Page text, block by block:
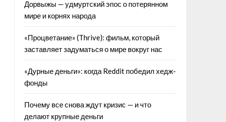
Дорвыжы — удмуртский эпос о потерянном
мире и корнях народа
«Процветание» (Thrive): фильм, который
заставляет задуматься о мире вокруг нас
«Дурные деньги»: когда Reddit победил хедж-
фонды
Почему все снова ждут кризис — и что
делают крупные деньги